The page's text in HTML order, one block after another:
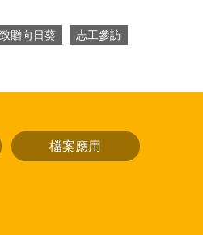
贈向日葵 志工參訪
檔案應用